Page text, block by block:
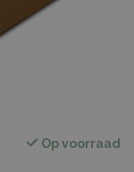
Op voorraad